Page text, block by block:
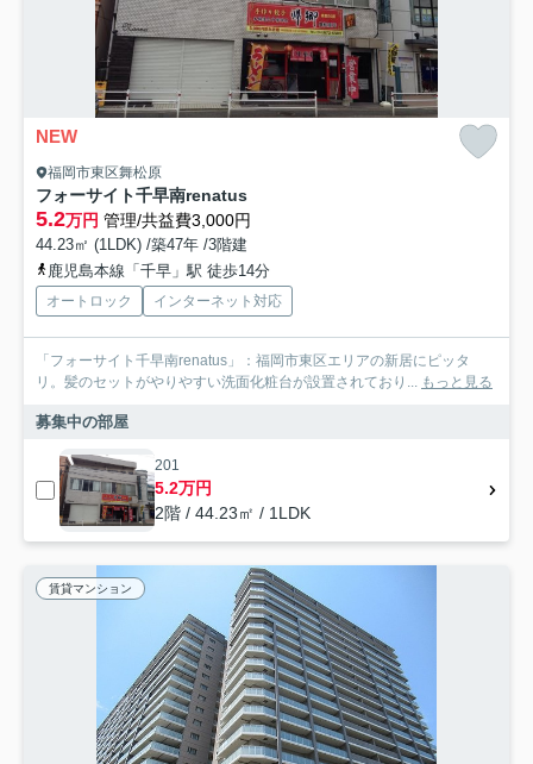
NEW
福岡市東区舞松原
フォーサイト千早南renatus
5.2万円 管理/共益費3,000円
44.23㎡ (1LDK) /築47年 /3階建
鹿児島本線「千早」駅 徒歩14分
オートロック インターネット対応
「フォーサイト千早南renatus」：福岡市東区エリアの新居にピッタ
リ。髪のセットがやりやすい洗面化粧台が設置されており... もっと見る
募集中の部屋
201
5.2万円
2階 / 44.23㎡ / 1LDK
賃貸マンション